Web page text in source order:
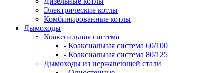
Электрические котлы
Комбинированные котлы
Дымоходы
Коаксиальная система
- Коаксиальная система 60/100
- Коаксиальная система 80/125
Дымоходы из нержавеющей стали